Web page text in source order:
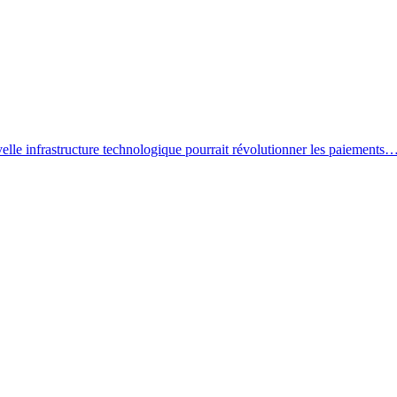
infrastructure technologique pourrait révolutionner les paiements…